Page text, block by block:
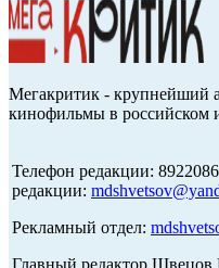
Мегакритик - крупнейший
кинофильмы в российском
Телефон редакции:
редакции:
Рекламный отдел: